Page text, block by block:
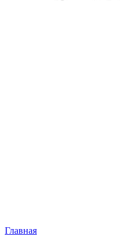
Главная